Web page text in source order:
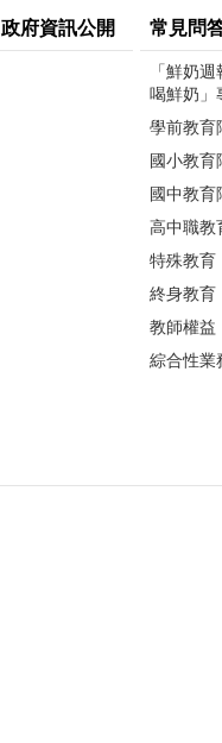
政府資訊公開 常見問
「鮮奶
喝鮮奶」
學前教育
國小教育
國中教育
高中職教
特殊教育
終身教育
教師權益
綜合性業